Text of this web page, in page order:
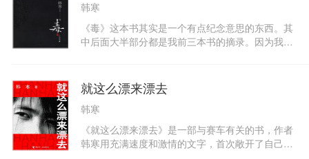
为，“《零下一度》更能代表韩寒”。
韩寒
《毒》这本书其实是一个有点纪念意思的东西。其
中后面大半部分都是我前三本书的摘录。因为我觉
骄傲的是我留下了一些我喜欢的语言和片段，特地
在这里摘录下来，作为三年的一个纪念；里面有几
篇新的文章，作为最近的一个纪念，一起放在里
面。买过《三重门》，《零下一度》，《像少年啦
飞驰》并且好好看过的可以放下这本书了，或者站
在书店里把前面一点点新的东西看完。
就这么漂来漂去
韩寒
《就这么漂来漂去》是一部与赛车有关的书，作者
韩寒用充满速度和激情的文字，首次敞开了自己的